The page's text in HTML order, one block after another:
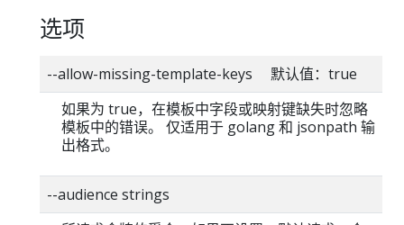
选项
--allow-missing-template-keys 默认值：true
如果为 true，在模板中字段或映射键缺失时忽略
模板中的错误。 仅适用于 golang 和 jsonpath 输
出格式。
--audience strings